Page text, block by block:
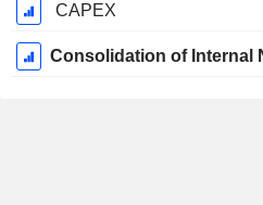
CAPEX
Consolidation of Internal